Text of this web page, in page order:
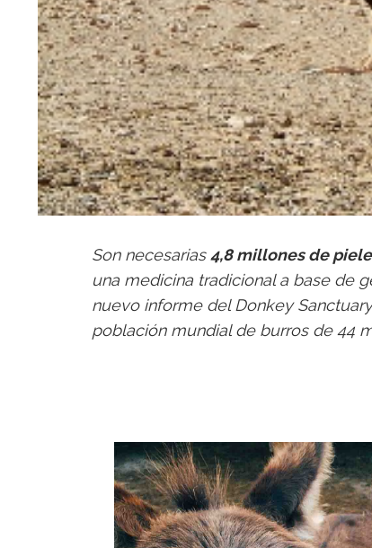
Son necesarias4,8 millones de
una medicina tradicional a base de
nuevo informe del Donkey
población mundial de burros de 44